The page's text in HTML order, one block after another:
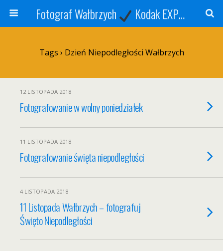
Fotograf Wałbrzych Kodak EXPRESS
Tags › Dzień Niepodległości Wałbrzych
12 LISTOPADA 2018
Fotografowanie w wolny poniedziałek
11 LISTOPADA 2018
Fotografowanie święta niepodległości
4 LISTOPADA 2018
11 Listopada Wałbrzych – fotografuj
Święto Niepodległości